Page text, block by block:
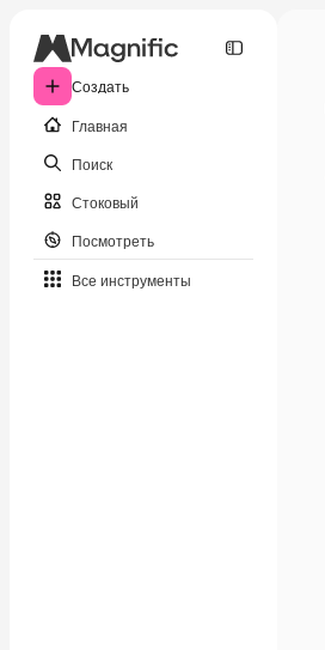
Создать
Главная
Поиск
Стоковый
Посмотреть
Все инструменты